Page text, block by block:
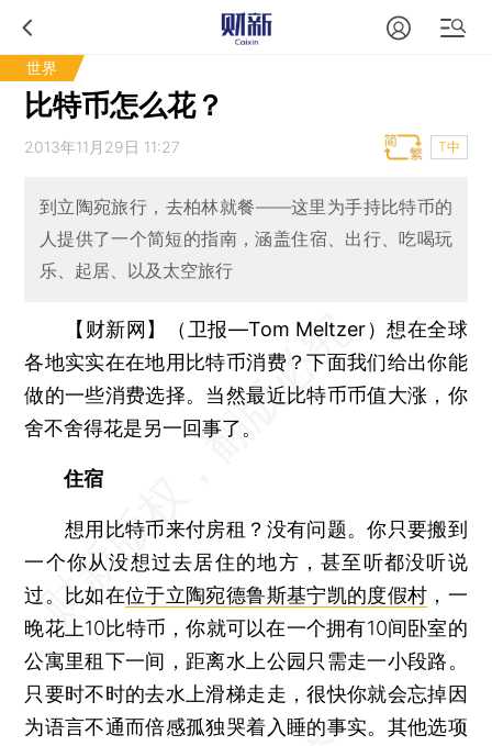
世界
比特币怎么花？
2013年11月29日 11:27 T中
到立陶宛旅行，去柏林就餐——这里为手持比特币的
人提供了一个简短的指南，涵盖住宿、出行、吃喝玩
乐、起居、以及太空旅行
【财新网】（卫报—Tom Meltzer）想在全球
各地实实在在地用比特币消费？下面我们给出你能
做的一些消费选择。当然最近比特币币值大涨，你
舍不舍得花是另一回事了。
住宿
想用比特币来付房租？没有问题。你只要搬到
一个你从没想过去居住的地方，甚至听都没听说
过。比如在位于立陶宛德鲁斯基宁凯的度假村 ，一
晚花上10比特币，你就可以在一个拥有10间卧室的
公寓里租下一间，距离水上公园只需走一小段路。
只要时不时的去水上滑梯走走，很快你就会忘掉因
为语言不通而倍感孤独哭着入睡的事实。其他选项